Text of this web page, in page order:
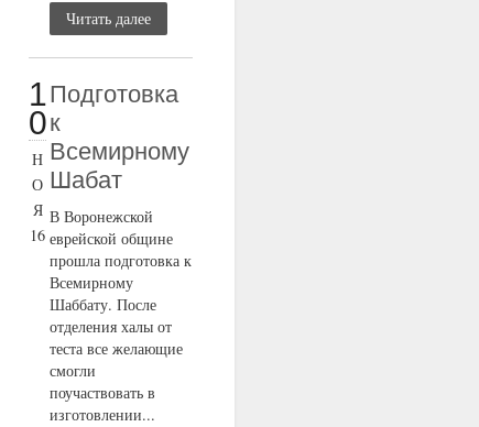
Читать далее
1
0
Н
О
Я
16
Подготовка
к
Всемирному
Шабат
В Воронежской
еврейской общине
прошла подготовка к
Всемирному
Шаббату. После
отделения халы от
теста все желающие
смогли
поучаствовать в
изготовлении...